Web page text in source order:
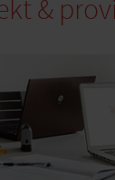
&